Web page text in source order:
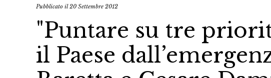
Pubblicato il20 Settembre 2012
"Puntare su tre
il Paese